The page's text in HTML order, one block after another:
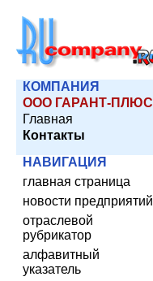
КОМПАНИЯ
ООО ГАРАНТ-ПЛЮС
Главная
Контакты
НАВИГАЦИЯ
главная страница
новости предприятий
отраслевой
рубрикатор
алфавитный
указатель